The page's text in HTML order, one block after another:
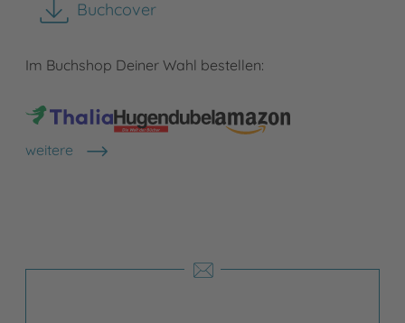
Buchcover
herunterladen
Im Buchshop Deiner Wahl bestellen:
weitere
Shops anzeigen